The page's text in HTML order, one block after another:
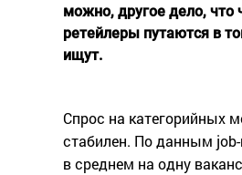
можно, другое дело, что
ретейлеры путаются в
ищут.
Спрос на категорийных
стабилен. По данным job-
в среднем на одну